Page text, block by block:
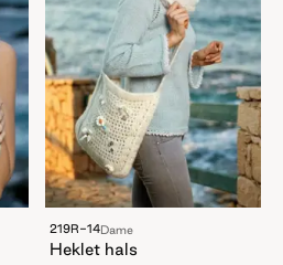
219R-14Dame
Heklet hals